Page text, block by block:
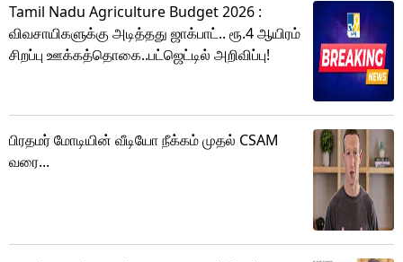
Tamil Nadu Agriculture Budget 2026 :
விவசாயிகளுக்கு அடித்தது ஜாக்பாட்.. ரூ.4 ஆயிரம்
சிறப்பு ஊக்கத்தொகை..பட்ஜெட்டில் அறிவிப்பு!
பிரதமர் மோடியின் வீடியோ நீக்கம் முதல் CSAM
வரை...